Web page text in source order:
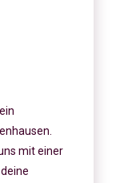
mit einer